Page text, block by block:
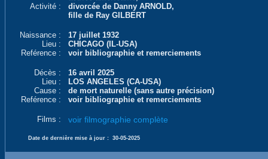
Activité :
divorcée de Danny ARNOLD,
fille de Ray GILBERT
Naissance :
17 juillet 1932
Lieu :
CHICAGO (IL-USA)
Reférence :
voir bibliographie et remerciements
Décès :
16 avril 2025
Lieu :
LOS ANGELES (CA-USA)
Cause :
de mort naturelle (sans autre précision)
Reférence :
voir bibliographie et remerciements
Films : voir filmographie complète
Date de dernière mise à jour : 30-05-2025